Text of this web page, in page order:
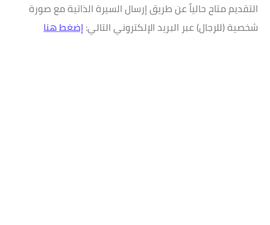
التقديم متاح حالياً عن طريق إرسال السيرة الذاتية مع صورة
شخصية (للرجال) عبر البريد الإلكتروني التالي:إضغط هنا